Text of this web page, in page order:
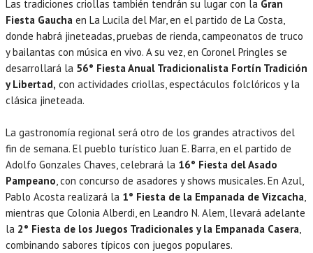
Las tradiciones criollas también tendrán su lugar con la Gran
Fiesta Gaucha en La Lucila del Mar, en el partido de La Costa,
donde habrá jineteadas, pruebas de rienda, campeonatos de truco
y bailantas con música en vivo. A su vez, en Coronel Pringles se
desarrollará la 56° Fiesta Anual Tradicionalista Fortín Tradición
y Libertad, con actividades criollas, espectáculos folclóricos y la
clásica jineteada.
La gastronomía regional será otro de los grandes atractivos del
fin de semana. El pueblo turístico Juan E. Barra, en el partido de
Adolfo Gonzales Chaves, celebrará la 16° Fiesta del Asado
Pampeano, con concurso de asadores y shows musicales. En Azul,
Pablo Acosta realizará la 1° Fiesta de la Empanada de Vizcacha,
mientras que Colonia Alberdi, en Leandro N. Alem, llevará adelante
la 2° Fiesta de los Juegos Tradicionales y la Empanada Casera,
combinando sabores típicos con juegos populares.